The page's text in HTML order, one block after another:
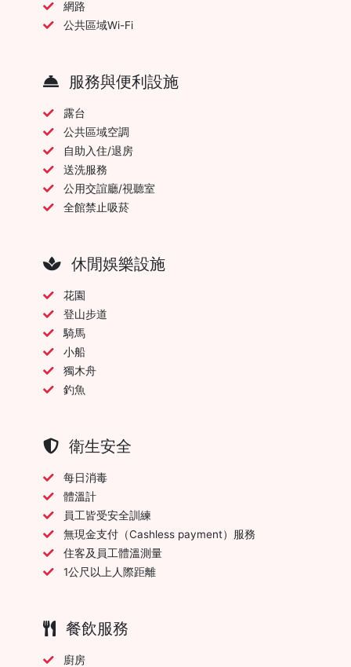
網路
公共區域Wi-Fi
服務與便利設施
露台
公共區域空調
自助入住/退房
送洗服務
公用交誼廳/視聽室
全館禁止吸菸
休閒娛樂設施
花園
登山步道
騎馬
小船
獨木舟
釣魚
衛生安全
每日消毒
體溫計
員工皆受安全訓練
無現金支付（Cashless payment）服務
住客及員工體溫測量
1公尺以上人際距離
餐飲服務
廚房